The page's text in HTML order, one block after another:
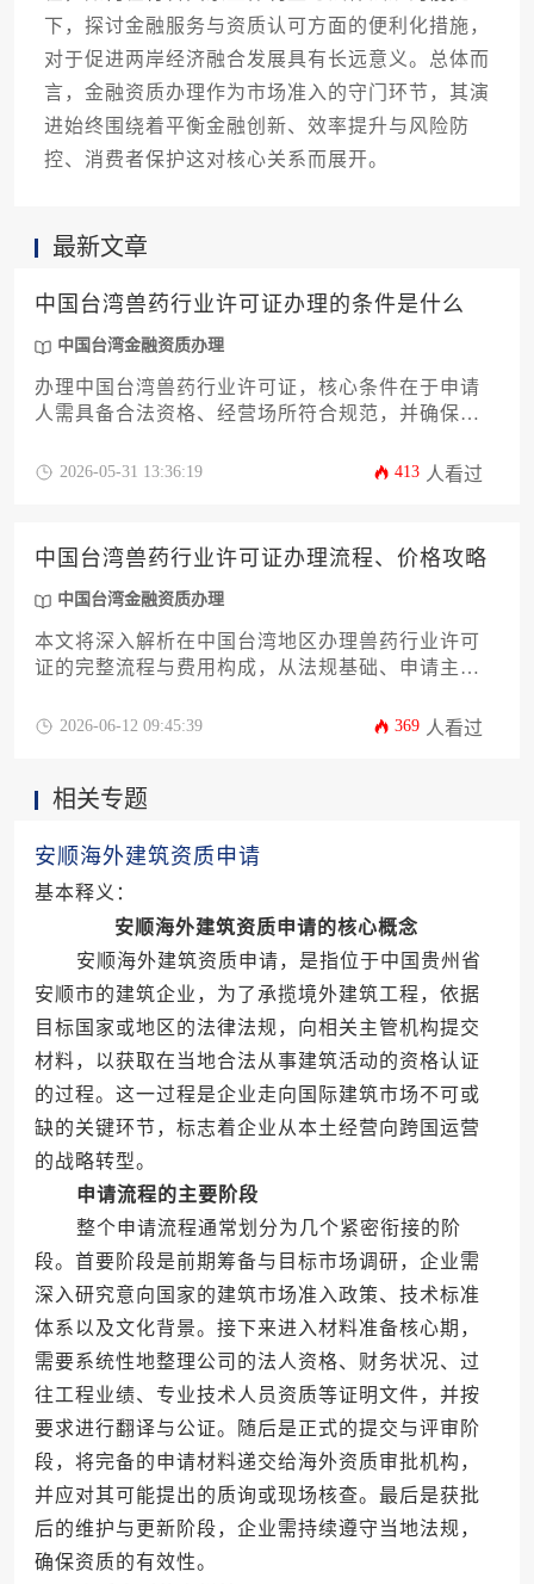
下，探讨金融服务与资质认可方面的便利化措施，
对于促进两岸经济融合发展具有长远意义。总体而
言，金融资质办理作为市场准入的守门环节，其演
进始终围绕着平衡金融创新、效率提升与风险防
控、消费者保护这对核心关系而展开。
最新文章
中国台湾兽药行业许可证办理的条件是什么
中国台湾金融资质办理
办理中国台湾兽药行业许可证，核心条件在于申请
人需具备合法资格、经营场所符合规范，并确保所
时必须遵循当地主管机关制定的各项法规与技术标
2026-05-31 13:36:19 413 人看过
中国台湾兽药行业许可证办理流程、价格攻略
中国台湾金融资质办理
本文将深入解析在中国台湾地区办理兽药行业许可
证的完整流程与费用构成，从法规基础、申请主体
提供控制预算与提升通过率的实用策略，为从业者
2026-06-12 09:45:39 369 人看过
相关专题
安顺海外建筑资质申请
基本释义：
安顺海外建筑资质申请的核心概念
安顺海外建筑资质申请，是指位于中国贵州省
安顺市的建筑企业，为了承揽境外建筑工程，依据
目标国家或地区的法律法规，向相关主管机构提交
材料，以获取在当地合法从事建筑活动的资格认证
的过程。这一过程是企业走向国际建筑市场不可或
缺的关键环节，标志着企业从本土经营向跨国运营
的战略转型。
申请流程的主要阶段
整个申请流程通常划分为几个紧密衔接的阶
段。首要阶段是前期筹备与目标市场调研，企业需
深入研究意向国家的建筑市场准入政策、技术标准
体系以及文化背景。接下来进入材料准备核心期，
需要系统性地整理公司的法人资格、财务状况、过
往工程业绩、专业技术人员资质等证明文件，并按
要求进行翻译与公证。随后是正式的提交与评审阶
段，将完备的申请材料递交给海外资质审批机构，
并应对其可能提出的质询或现场核查。最后是获批
后的维护与更新阶段，企业需持续遵守当地法规，
确保资质的有效性。